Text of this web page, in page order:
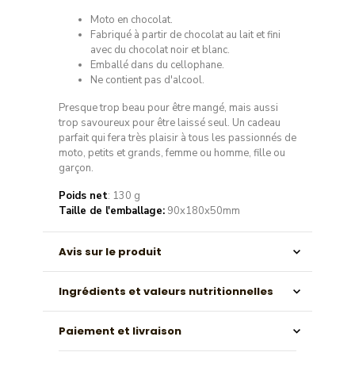
Moto en chocolat.
Fabriqué à partir de chocolat au lait et fini
avec du chocolat noir et blanc.
Emballé dans du cellophane.
Ne contient pas d'alcool.
Presque trop beau pour être mangé, mais aussi
trop savoureux pour être laissé seul. Un cadeau
parfait qui fera très plaisir à tous les passionnés de
moto, petits et grands, femme ou homme, fille ou
garçon.
Poids net: 130 g
Taille de l'emballage: 90x180x50mm
Avis sur le produit
Ingrédients et valeurs nutritionnelles
Paiement et livraison